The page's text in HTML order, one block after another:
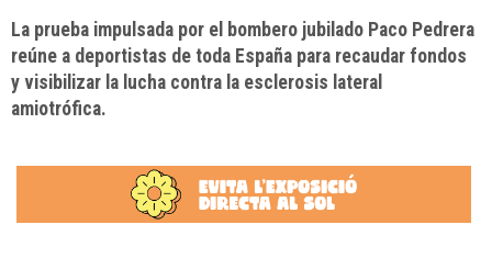
La prueba impulsada por el bombero jubilado Paco Pedrera
reúne a deportistas de toda España para recaudar fondos
y visibilizar la lucha contra la esclerosis lateral
amiotrófica.